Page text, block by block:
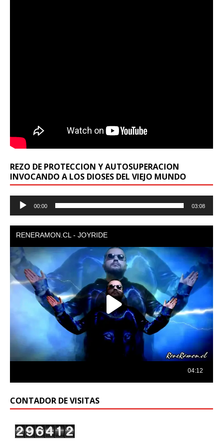
REZO DE PROTECCION Y AUTOSUPERACION
INVOCANDO A LOS DIOSES DEL VIEJO MUNDO
Reproductor
00:00 03:08
CONTADOR DE VISITAS